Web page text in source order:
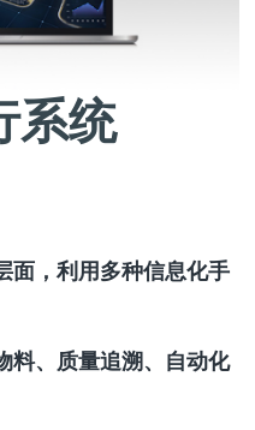
系统
面，利用多种信息化手
料、质量追溯、自动化